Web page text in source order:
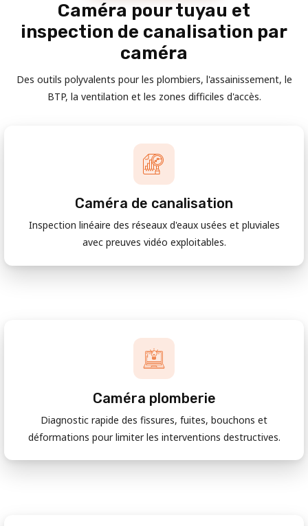
Caméra pour tuyau et
inspection de canalisation par
caméra
Des outils polyvalents pour les plombiers, l'assainissement, le
BTP, la ventilation et les zones difficiles d'accès.
Caméra de canalisation
Inspection linéaire des réseaux d'eaux usées et pluviales
avec preuves vidéo exploitables.
Caméra plomberie
Diagnostic rapide des fissures, fuites, bouchons et
déformations pour limiter les interventions destructives.